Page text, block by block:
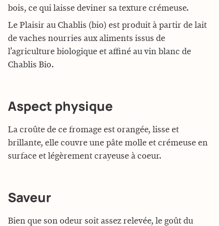
bois, ce qui laisse deviner sa texture crémeuse.
Le Plaisir au Chablis (bio) est produit à partir de lait
de vaches nourries aux aliments issus de
l’agriculture biologique et affiné au vin blanc de
Chablis Bio.
Aspect physique
La croûte de ce fromage est orangée, lisse et
brillante, elle couvre une pâte molle et crémeuse en
surface et légèrement crayeuse à coeur.
Saveur
Bien que son odeur soit assez relevée, le goût du